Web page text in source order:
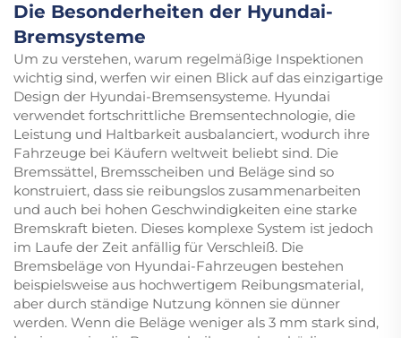
Die Besonderheiten der Hyundai-
Bremsysteme
Um zu verstehen, warum regelmäßige Inspektionen
wichtig sind, werfen wir einen Blick auf das einzigartige
Design der Hyundai-Bremsensysteme. Hyundai
verwendet fortschrittliche Bremsentechnologie, die
Leistung und Haltbarkeit ausbalanciert, wodurch ihre
Fahrzeuge bei Käufern weltweit beliebt sind. Die
Bremssättel, Bremsscheiben und Beläge sind so
konstruiert, dass sie reibungslos zusammenarbeiten
und auch bei hohen Geschwindigkeiten eine starke
Bremskraft bieten. Dieses komplexe System ist jedoch
im Laufe der Zeit anfällig für Verschleiß. Die
Bremsbeläge von Hyundai-Fahrzeugen bestehen
beispielsweise aus hochwertigem Reibungsmaterial,
aber durch ständige Nutzung können sie dünner
werden. Wenn die Beläge weniger als 3 mm stark sind,